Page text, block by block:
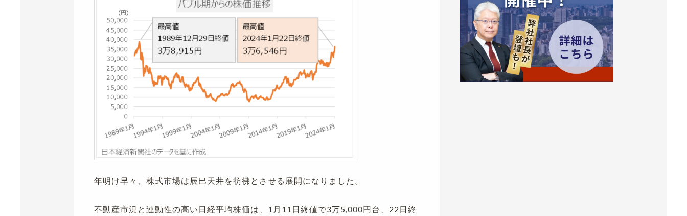
年明け早々、株式市場は辰巳天井を彷彿とさせる展開になりました。
不動産市況と連動性の高い日経平均株価は、1月11日終値で3万5,000円台、22日終